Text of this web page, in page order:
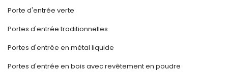
Porte d'entrée verte
Portes d'entrée traditionnelles
Portes d'entrée en métal liquide
Portes d'entrée en bois avec revêtement en poudre